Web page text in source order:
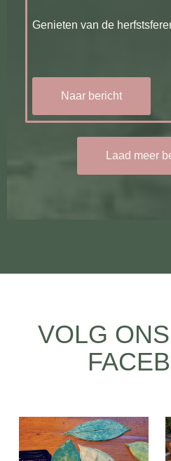
Genieten van de
Naar bericht
Laad meer
VOLG